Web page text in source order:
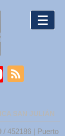
SAN JULIÁN
/ 452186 | Puerto